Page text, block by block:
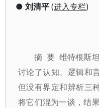
● 刘清平(进入专栏)
摘 要 维特根斯
讨论了认知、逻辑和
但没有界定和辨析三
将它们混为一谈，结